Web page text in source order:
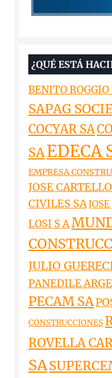
¿QUÉ ESTÁ
BENITO ROGGIO
SAPAG
COCYAR SA
SAEDECA
EMPRESA
JOSE
CIVILES SA
LOSI S A
JULIO
PANEDILE
PECAM SA
CONSTRUCCIONES
ROVELLA
SA